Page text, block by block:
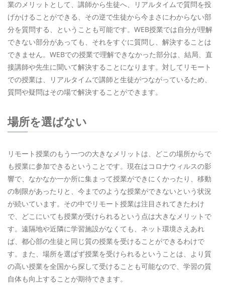
業のメリットとして、講師から生徒へ、リアルタイムで質問を投
げかけることができる、その逆で生徒から今まさにわからない部
分を質問する、ということも可能です。WEB授業では自分が理解
できない部分があっても、それをすぐに質問し、解決することは
できません。WEBでの授業で理解できなかった部分は、結局、直
接講師や先生に聞いて解決することになります。対してリモート
での授業は、リアルタイムで講師と生徒がつながっているため、
質問や疑問はその場で解決することができます。
場所を選ばない
リモート授業のもう一つの大きなメリットは、どこの場所からで
も授業に参加できるということです。現在はコロナウィルスの影
響で、なかなか一か所に集まって授業ができにくかったり、移動
の制限があったりと、今までのような授業ができないという状況
が続いています。その中でリモート授業は注目されてきたわけ
で、どこにいても授業が受けられるという点は大きなメリットで
す。遠隔地や近隣に学習施設がなくても、ネット環境さえあれ
ば、都心部の生徒と同じ質の授業を受けることができるわけで
す。また、場所を選ばず授業を受けられるということは、より質
の高い授業を全国から探して受けることも可能なので、学習の質
自体も向上することが期待できます。